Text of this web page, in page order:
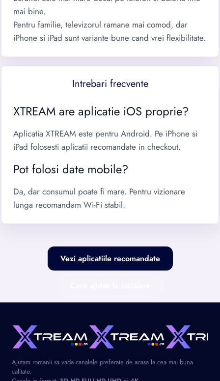
mai bine.
Pentru familie, televizorul ramane mai comod, dar
iPhone si iPad sunt variante bune cand vrei flexibilitate.
Intrebari frecvente
XTREAM are aplicatie iOS proprie?
Aplicatia XTREAM este pentru Android. Pe iPhone si
iPad folosesti aplicatii recomandate in checkout.
Pot folosi date mobile?
Da, dar consumul poate fi mare. Pentru vizionare
lunga recomandam Wi-Fi stabil.
Vezi aplicatiile recomandate
Ajutam romanii sa vada canalele preferate de acasa la cea mai buna
calitate.